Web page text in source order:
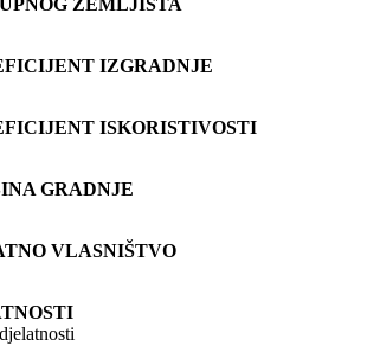
ZEMLJIŠTA
IZGRADNJE
ISKORISTIVOSTI
GRADNJE
VLASNIŠTVO